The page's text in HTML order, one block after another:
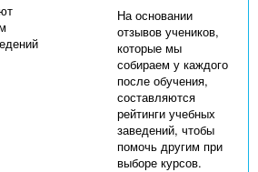
На основании
отзывов учеников,
которые мы
собираем у каждого
после обучения,
составляются
рейтинги учебных
заведений, чтобы
помочь другим при
выборе курсов.